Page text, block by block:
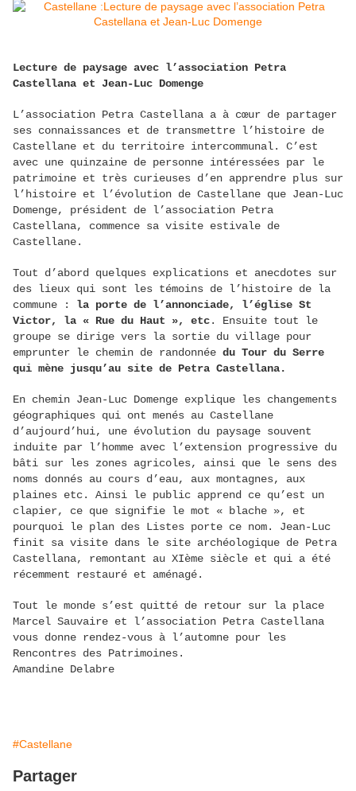
Lecture de paysage avec l’association Petra
Castellana et Jean-Luc Domenge
L’association Petra Castellana a à cœur de partager
ses connaissances et de transmettre l’histoire de
Castellane et du territoire intercommunal. C’est
avec une quinzaine de personne intéressées par le
patrimoine et très curieuses d’en apprendre plus sur
l’histoire et l’évolution de Castellane que Jean-Luc
Domenge, président de l’association Petra
Castellana, commence sa visite estivale de
Castellane.
Tout d’abord quelques explications et anecdotes sur
des lieux qui sont les témoins de l’histoire de la
commune :
la porte de l’annonciade, l’église St
Victor, la « Rue du Haut », etc. Ensuite tout le
groupe se dirige vers la sortie du village pour
emprunter le chemin de randonnée du Tour du Serre
qui mène jusqu’au site de Petra Castellana.
En chemin Jean-Luc Domenge explique les changements
géographiques qui ont menés au Castellane
d’aujourd’hui, une évolution du paysage souvent
induite par l’homme avec l’extension progressive du
bâti sur les zones agricoles, ainsi que le sens des
noms donnés au cours d’eau, aux montagnes, aux
plaines etc. Ainsi le public apprend ce qu’est un
clapier, ce que signifie le mot « blache », et
pourquoi le plan des Listes porte ce nom. Jean-Luc
finit sa visite dans le site archéologique de Petra
Castellana, remontant au XIème siècle et qui a été
récemment restauré et aménagé.
Tout le monde s’est quitté de retour sur la place
Marcel Sauvaire et l’association Petra Castellana
vous donne rendez-vous à l’automne pour les
Rencontres des Patrimoines.
Amandine Delabre
#Castellane
Partager